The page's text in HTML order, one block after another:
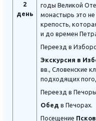
2
день
годы Великой
монастырь это не
крепость,
и до времен
Переезд в
Экскурсия в
вв., Словенские
подходящих
Переезд в Печоры
Обед в Печорах.
Посещение